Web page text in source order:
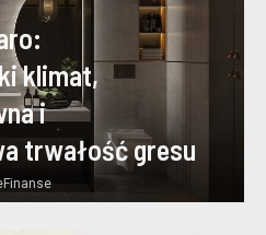
klimat,
i
trwałość gresu